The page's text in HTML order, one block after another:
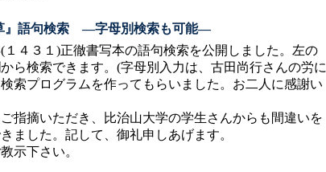
』語句検索 ―字母別検索も可能―
４３１)正徹書写本の語句検索を公開しました。左の
ら検索できます。(字母別入力は、古田尚行さんの労に
索プログラムを作ってもらいました。お二人に感謝い
指摘いただき、比治山大学の学生さんからも間違いを
ました。記して、御礼申しあげます。
示下さい。